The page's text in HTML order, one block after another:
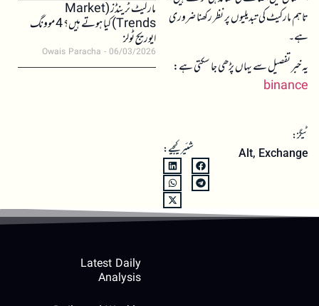
تاہم مارکیٹ کی تبدیلیوں پر نظر رکھنا ضروری
ہے۔
یہ خبر تفصیل سے یہاں پڑھی جا سکتی ہے:
binance
ٹیگز:
Alt, Exchange شئیر کیجیے:
مارکیٹ ٹرینڈز (Market
Trends) کیا ہوتے ہیں؟ 4 موونگ
ایوریج ٹولز
Owais Paracha 06/03/2026
Latest Daily
Analysis